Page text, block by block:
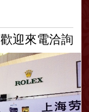
歡迎來電洽詢